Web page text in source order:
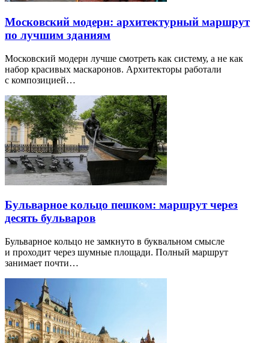
Московский модерн: архитектурный маршрут
по лучшим зданиям
Московский модерн лучше смотреть как систему, а не как
набор красивых маскаронов. Архитекторы работали
с композицией…
Бульварное кольцо пешком: маршрут через
десять бульваров
Бульварное кольцо не замкнуто в буквальном смысле
и проходит через шумные площади. Полный маршрут
занимает почти…